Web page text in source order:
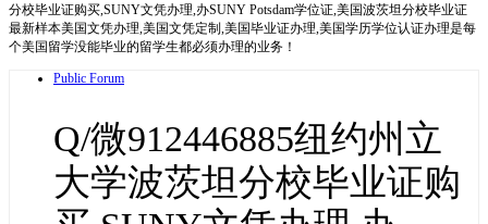
分校毕业证购买,SUNY文凭办理,办SUNY Potsdam学位证,美国波茨坦分校毕业证
最新样本美国文凭办理,美国文凭定制,美国毕业证办理,美国学历学位认证办理是每
个美国留学没能毕业的留学生都必须办理的业务！
Public Forum
Q/微912446885纽约州立
大学波茨坦分校毕业证购